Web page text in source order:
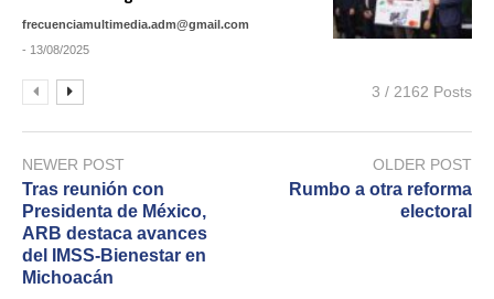
frecuenciamultimedia.adm@gmail.com
- 13/08/2025
3 / 2162 Posts
NEWER POST
Tras reunión con
Presidenta de México,
ARB destaca avances
del IMSS-Bienestar en
Michoacán
OLDER POST
Rumbo a otra reforma
electoral